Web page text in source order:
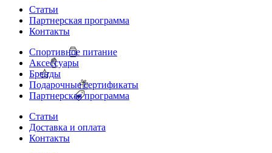
Статьи
Партнерская программа
Контакты
Спортивное питание
Аксессуары
Бренды
Подарочные сертификаты
Партнерская программа
Статьи
Доставка и оплата
Контакты